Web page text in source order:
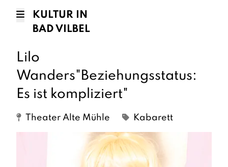
KULTUR IN
BAD VILBEL
Lilo
Wanders"Beziehungsstatus:
Es ist kompliziert"
Theater Alte Mühle Kabarett